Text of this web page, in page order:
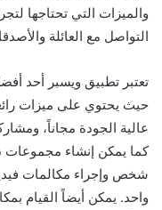
والميزات التي تحتاجها
التواصل مع العائلة
تعتبر تطبيق ويسبر أحد
حيث يحتوي على ميزات
عالية الجودة مجاناً،
واحد. يمكن أيضاً القيام